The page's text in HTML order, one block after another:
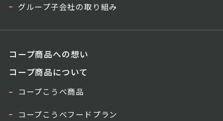
グループ子会社の取り組み
コープ商品への想い
コープ商品について
コープこうべ商品
コープこうべフードプラン